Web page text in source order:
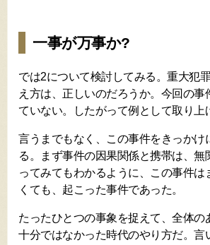
一事が万事か?
では2について検討してみる。重大犯
え方は、正しいのだろうか。今回の
ていない。したがって例として取り
言うまでもなく、この事件をきっか
る。まず事件の因果関係と携帯は、
ってみてもわかるように、この事件
くても、起こった事件であった。
たったひとつの事象を捉えて、全体
十分ではなかった時代のやり方だ。